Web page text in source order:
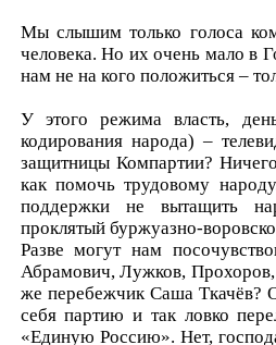
Мы слышим только голоса
человека. Но их очень мало в
нам не на кого положиться –
У этого режима власть,
кодирования народа) –
защитницы Компартии?
как помочь трудовому
поддержки не вытащить
проклятый буржуазно-
Разве могут нам
Абрамович, Лужков,
же перебежчик Саша Ткачёв?
себя партию и так ловко
«Единую Россию». Нет,